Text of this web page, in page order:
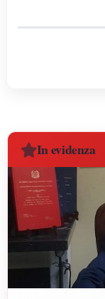
In evidenza